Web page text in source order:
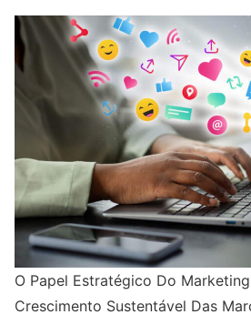
O Papel Estratégico Do
Crescimento Sustentável Das